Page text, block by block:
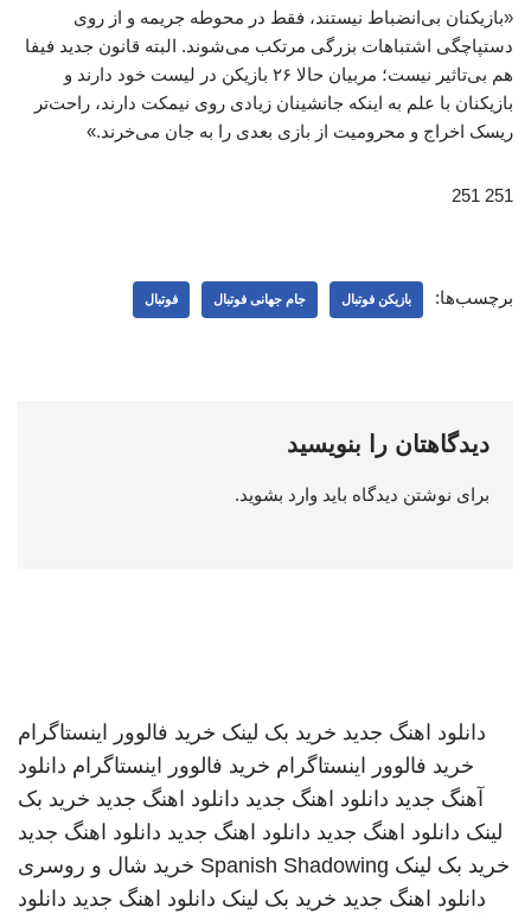
«بازیکنان بی‌انضباط نیستند، فقط در محوطه جریمه و از روی
دستپاچگی اشتباهات بزرگی مرتکب می‌شوند. البته قانون جدید فیفا
هم بی‌تاثیر نیست؛ مربیان حالا ۲۶ بازیکن در لیست خود دارند و
بازیکنان با علم به اینکه جانشینان زیادی روی نیمکت دارند، راحت‌تر
ریسک اخراج و محرومیت از بازی بعدی را به جان می‌خرند.»
251 251
برچسب‌ها: بازیکن فوتبال جام جهانی فوتبال فوتبال
دیدگاهتان را بنویسید
برای نوشتن دیدگاه باید وارد بشوید.
دانلود اهنگ جدید خرید بک لینک خرید فالوور اینستاگرام
خرید فالوور اینستاگرام خرید فالوور اینستاگرام دانلود
آهنگ جدید دانلود اهنگ جدید دانلود اهنگ جدید خرید بک
لینک دانلود اهنگ جدید دانلود اهنگ جدید دانلود اهنگ جدید
خرید بک لینک Spanish Shadowing خرید شال و روسری
دانلود اهنگ جدید خرید بک لینک دانلود اهنگ جدید دانلود